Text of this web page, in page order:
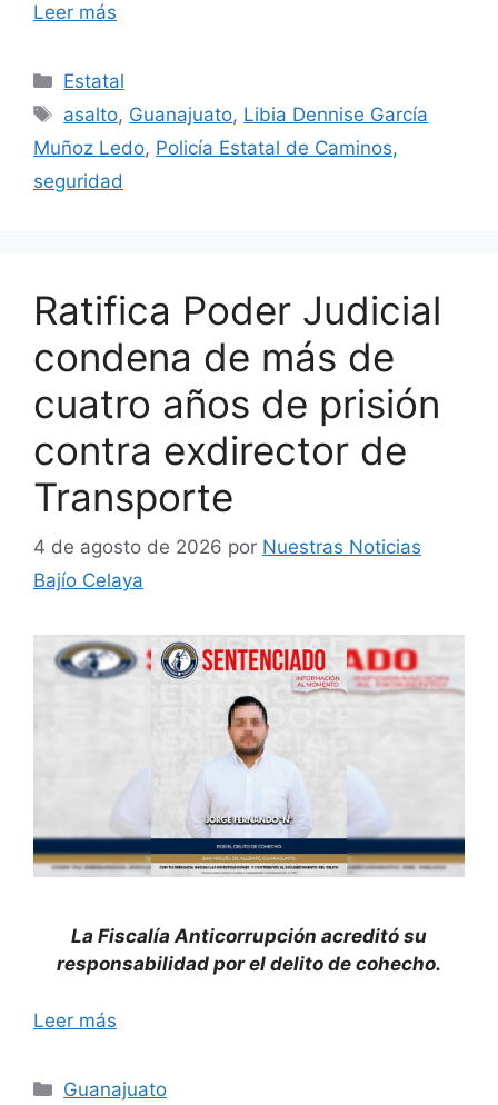
Leer más
Categorías
Estatal
Etiquetas
asalto, Guanajuato, Libia Dennise García
Muñoz Ledo, Policía Estatal de Caminos,
seguridad
Ratifica Poder Judicial
condena de más de
cuatro años de prisión
contra exdirector de
Transporte
4 de agosto de 2026 por Nuestras Noticias
Bajío Celaya
La Fiscalía Anticorrupción acreditó su
responsabilidad por el delito de cohecho.
Leer más
Categorías
Guanajuato